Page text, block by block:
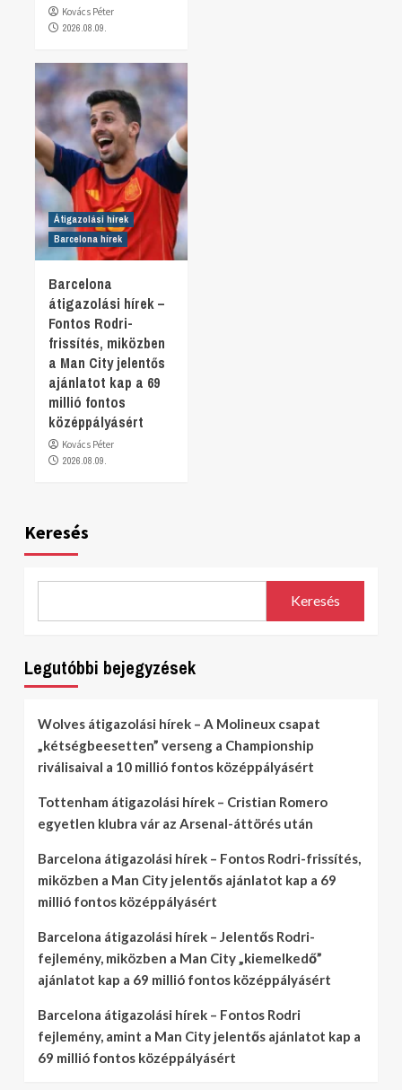
Kovács Péter
2026.08.09.
Átigazolási hírek
Barcelona hírek
Barcelona
átigazolási hírek –
Fontos Rodri-
frissítés, miközben
a Man City jelentős
ajánlatot kap a 69
millió fontos
középpályásért
Kovács Péter
2026.08.09.
Keresés
Keresés
Legutóbbi bejegyzések
Wolves átigazolási hírek – A Molineux csapat
„kétségbeesetten” verseng a Championship
riválisaival a 10 millió fontos középpályásért
Tottenham átigazolási hírek – Cristian Romero
egyetlen klubra vár az Arsenal-áttörés után
Barcelona átigazolási hírek – Fontos Rodri-frissítés,
miközben a Man City jelentős ajánlatot kap a 69
millió fontos középpályásért
Barcelona átigazolási hírek – Jelentős Rodri-
fejlemény, miközben a Man City „kiemelkedő”
ajánlatot kap a 69 millió fontos középpályásért
Barcelona átigazolási hírek – Fontos Rodri
fejlemény, amint a Man City jelentős ajánlatot kap a
69 millió fontos középpályásért